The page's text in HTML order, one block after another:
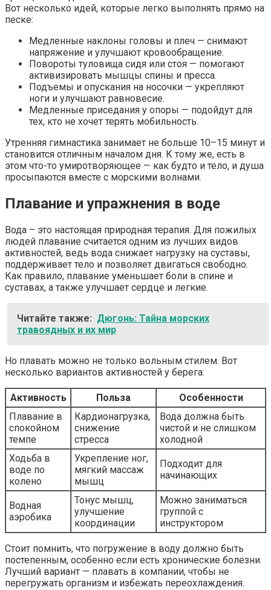
Вот несколько идей, которые легко выполнять прямо на
песке:
Медленные наклоны головы и плеч — снимают
напряжение и улучшают кровообращение.
Повороты туловища сидя или стоя — помогают
активизировать мышцы спины и пресса.
Подъемы и опускания на носочки — укрепляют
ноги и улучшают равновесие.
Медленные приседания у опоры — подойдут для
тех, кто не хочет терять мобильность.
Утренняя гимнастика занимает не больше 10–15 минут и
становится отличным началом дня. К тому же, есть в
этом что-то умиротворяющее — как будто и тело, и душа
просыпаются вместе с морскими волнами.
Плавание и упражнения в воде
Вода – это настоящая природная терапия. Для пожилых
людей плавание считается одним из лучших видов
активностей, ведь вода снижает нагрузку на суставы,
поддерживает тело и позволяет двигаться свободно.
Как правило, плавание уменьшает боли в спине и
суставах, а также улучшает сердце и легкие.
Читайте также: Дюгонь: Тайна морских
травоядных и их мир
Но плавать можно не только вольным стилем. Вот
несколько вариантов активностей у берега:
Активность Польза
Особенности
Плавание в
спокойном
темпе
Кардионагрузка,
снижение
стресса
Вода должна быть
чистой и не слишком
холодной
Ходьба в
воде по
колено
Укрепление ног,
мягкий массаж
мышц
Подходит для
начинающих
Водная
аэробика
Тонус мышц,
улучшение
координации
Можно заниматься
группой с
инструктором
Стоит помнить, что погружение в воду должно быть
постепенным, особенно если есть хронические болезни.
Лучший вариант — плавать в компании, чтобы не
перегружать организм и избежать переохлаждения.